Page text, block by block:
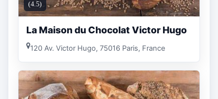
(4.5)
La Maison du Chocolat Victor Hugo
120 Av. Victor Hugo, 75016 Paris, France